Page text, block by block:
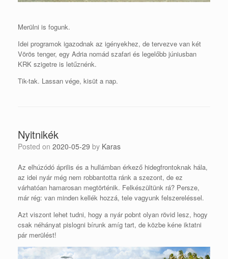
Merülni is fogunk.
Idei programok igazodnak az igényekhez, de tervezve van két
Vörös tenger, egy Adria nomád szafari és legelőbb júniusban
KRK szigetre is letűznénk.
Tik-tak. Lassan vége, kisüt a nap.
Nyitnikék
Posted on 2020-05-29 by Karas
Az elhúzódó április és a hullámban érkező hidegfrontoknak hála,
az idei nyár még nem robbantotta ránk a szezont, de ez
várhatóan hamarosan megtörténik. Felkészültünk rá? Persze,
már rég: van minden kellék hozzá, tele vagyunk felszereléssel.
Azt viszont lehet tudni, hogy a nyár pobnt olyan rövid lesz, hogy
csak néhányat pislogni bírunk amíg tart, de közbe kéne iktatni
pár merülést!